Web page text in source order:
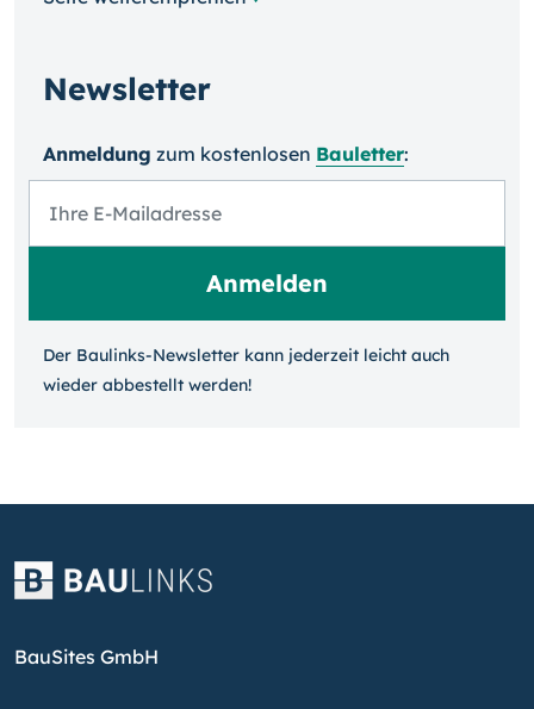
Newsletter
Anmeldung zum kosten­losen Bauletter:
Der Baulinks-Newsletter kann jeder­zeit leicht auch
wieder ab­bestellt werden!
BauSites GmbH